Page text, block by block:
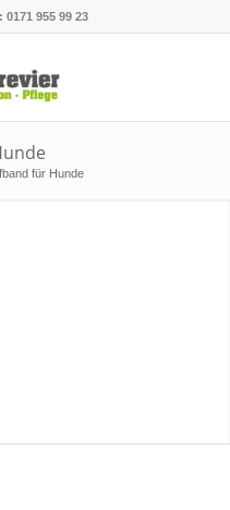
955 99 23
für Hunde